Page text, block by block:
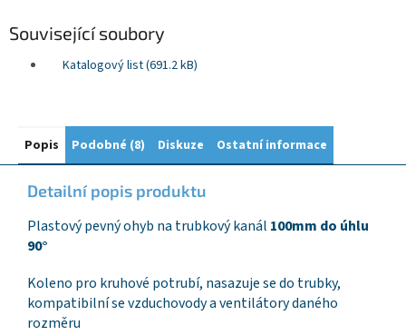
Související soubory
Katalogový list (691.2 kB)
Popis Podobné (8) Diskuze Ostatní informace
Detailní popis produktu
Plastový pevný ohyb na trubkový kanál 100mm do úhlu
90°
Koleno pro kruhové potrubí, nasazuje se do trubky,
kompatibilní se vzduchovody a ventilátory daného
rozměru